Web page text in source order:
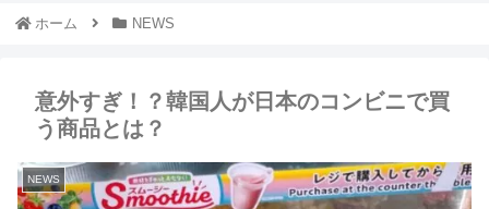
ホーム NEWS
意外すぎ！？韓国人が日本のコンビニで買
う商品とは？
NEWS